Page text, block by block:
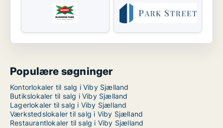
Populære søgninger
Kontorlokaler til salg i Viby Sjælland
Butikslokaler til salg i Viby Sjælland
Lagerlokaler til salg i Viby Sjælland
Værkstedslokaler til salg i Viby Sjælland
Restaurantlokaler til salg i Viby Sjælland